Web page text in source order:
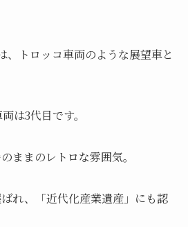
、トロッコ車両のような展望車と
は3代目です。
ままのレトロな雰囲気。
ばれ、「近代化産業遺産」にも認